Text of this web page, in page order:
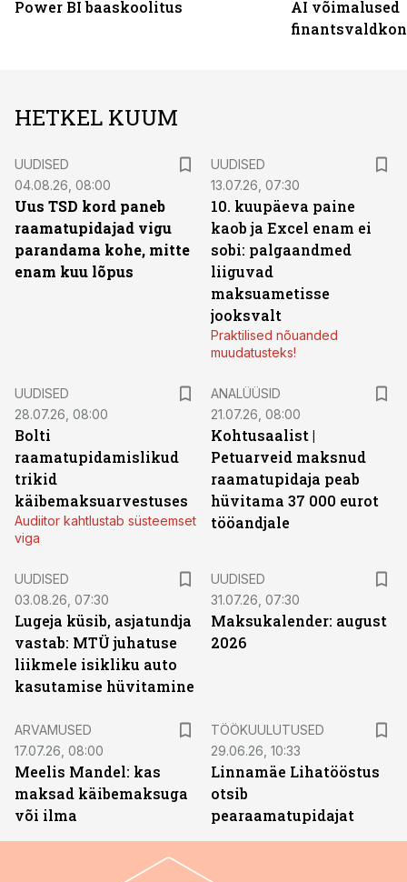
Power BI baaskoolitus
AI võimalused
HETKEL KUUM
UUDISED
04.08.26, 08:00
Uus TSD kord paneb
raamatupidajad vigu
parandama kohe, mitte
enam kuu lõpus
UUDISED
13.07.26, 07:30
10. kuupäeva paine
kaob ja Excel enam ei
sobi: palgaandmed
liiguvad
maksuametisse
jooksvalt
Praktilised nõuanded
muudatusteks!
UUDISED
28.07.26, 08:00
Bolti
raamatupidamislikud
trikid
käibemaksuarvestuses
Audiitor kahtlustab süsteemset
viga
ANALÜÜSID
21.07.26, 08:00
Kohtusaalist |
Petuarveid maksnud
raamatupidaja peab
hüvitama 37 000 eurot
tööandjale
UUDISED
03.08.26, 07:30
Lugeja küsib, asjatundja
vastab: MTÜ juhatuse
liikmele isikliku auto
kasutamise hüvitamine
UUDISED
31.07.26, 07:30
Maksukalender: august
2026
ARVAMUSED
17.07.26, 08:00
Meelis Mandel: kas
maksad käibemaksuga
või ilma
TÖÖKUULUTUSED
29.06.26, 10:33
Linnamäe Lihatööstus
otsib
pearaamatupidajat